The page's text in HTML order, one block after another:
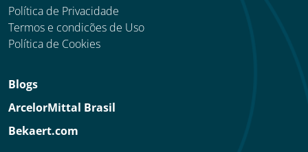
Política de Privacidade
Termos e condicões de Uso
Política de Cookies
Blogs
ArcelorMittal Brasil
Bekaert.com